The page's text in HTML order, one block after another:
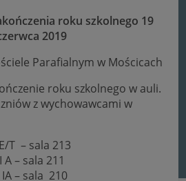
roku szkolnego 19
2019
Parafialnym w Mościcach
roku szkolnego w auli.
z wychowawcami w
T – sala 213
I A – sala 211
IA – sala 210